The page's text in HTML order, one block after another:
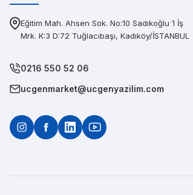
Eğitim Mah. Ahsen Sok. No:10 Sadıkoğlu 1 İş
Mrk. K:3 D:72 Tuğlacıbaşı, Kadıköy/İSTANBUL
0216 550 52 06
ucgenmarket@ucgenyazilim.com